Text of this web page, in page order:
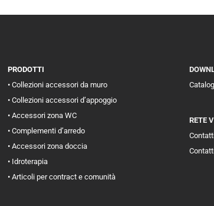
PRODOTTI
• Collezioni accessori da muro
• Collezioni accessori d’appoggio
• Accessori zona WC
• Complementi d’arredo
• Accessori zona doccia
• Idroterapia
• Articoli per contract e comunità
RETE